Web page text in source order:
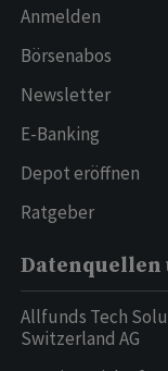
Anmelden
Börsenabos
Newsletter
E-Banking
Depot eröffnen
Ratgeber
Allfunds Tech
Switzerland AG